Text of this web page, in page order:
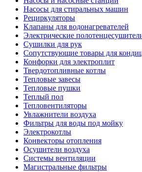
Насосы для стиральных машин
Рециркуляторы
Клапаны для водонагревателей
Электрические
Сушилки для рук
Сопутствующие товары для
Конфорки для электроплит
Твердотопливные котлы
Тепловые завесы
Тепловые пушки
Теплый пол
Тепловентиляторы
Увлажнители воздуха
Фильтры для воды под мойку
Электрокотлы
Конвекторы отопления
Осушители воздуха
Системы вентиляции
Магистральные фильтры